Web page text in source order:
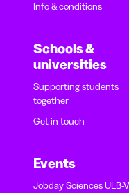
Info & conditions
Schools &
universities
Supporting students
together
Get in touch
Events
Jobday Sciences ULB-